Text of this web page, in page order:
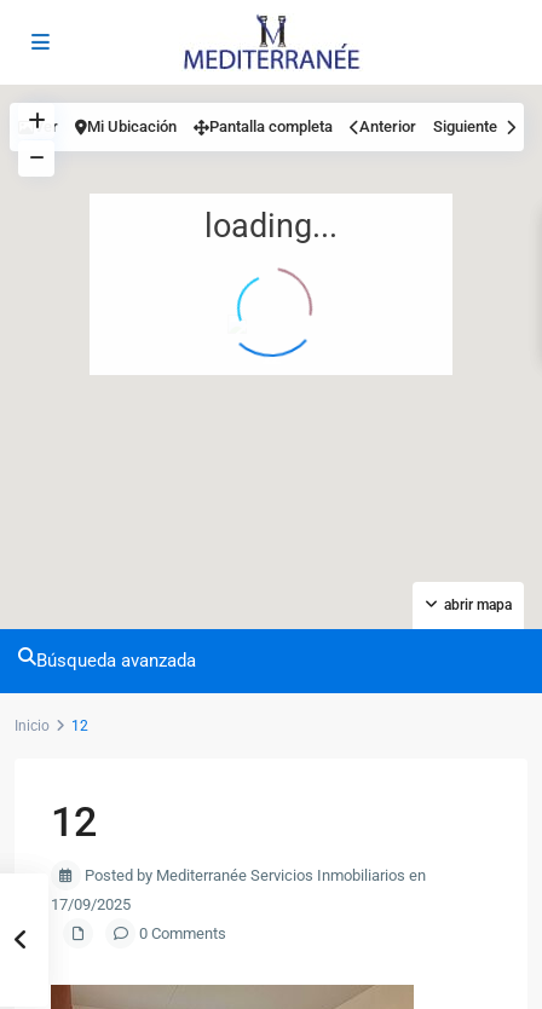
12
loading...
abrir mapa
Ver Mi Ubicación Pantalla completa Anterior Siguiente
Búsqueda avanzada
Inicio 12
12
Posted by Mediterranée Servicios Inmobiliarios en
17/09/2025
0 Comments